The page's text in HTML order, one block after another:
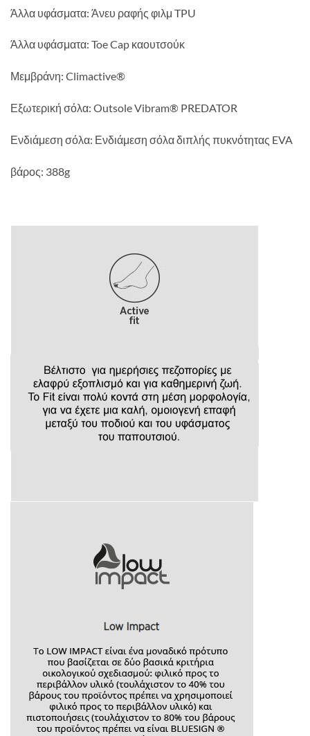
Άλλα υφάσματα: Άνευ ραφής φιλμ TPU
Άλλα υφάσματα: Toe Cap καουτσούκ
Μεμβράνη: Climactive®
Εξωτερική σόλα: Outsole Vibram® PREDATOR
Ενδιάμεση σόλα: Ενδιάμεση σόλα διπλής πυκνότητας EVA
βάρος: 388g